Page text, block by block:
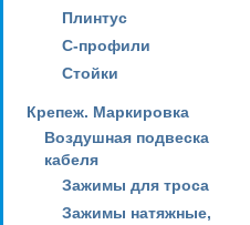
Плинтус
С-профили
Стойки
Крепеж. Маркировка
Воздушная подвеска
кабеля
Зажимы для троса
Зажимы натяжные,